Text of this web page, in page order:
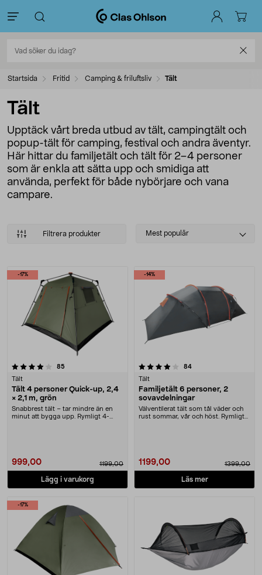
Startsida Fritid Camping & friluftsliv Tält
Tält
Upptäck vårt breda utbud av tält, campingtält och
popup-tält för camping, festival och andra äventyr.
Här hittar du familjetält och tält för 2–4 personer
som är enkla att sätta upp och smidiga att
använda, perfekt för både nybörjare och vana
campare.
Filtrera produkter
Select
Mest populär
Produkter
-17%
85
Tält
Tält 4 personer Quick-up, 2,4
× 2,1 m, grön
Snabbrest tält – tar mindre än en
minut att bygga upp. Rymligt 4-
999,00 1199,00
Lägg i varukorg
-14%
4.0 av 5 stjärnor 84recensioner
Tält
Familjetält 6 personer, 2
sovavdelningar
Välventilerat tält som tål väder och
rust sommar, vår och höst. Rymligt
1199,00 1399,00
Läs mer
-17%